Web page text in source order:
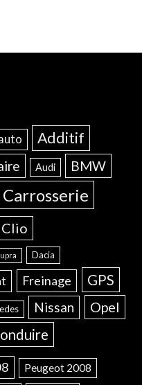
Additif
Audi BMW
Carrosserie
Clio
Dacia
Freinage GPS
Nissan Opel
Peugeot 2008